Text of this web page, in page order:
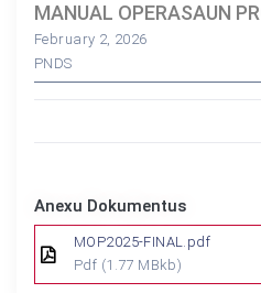
MANUAL OPERASAUN
February 2, 2026
PNDS
Anexu Dokumentus
MOP2025-FINAL.pdf
Pdf (1.77 MBkb)